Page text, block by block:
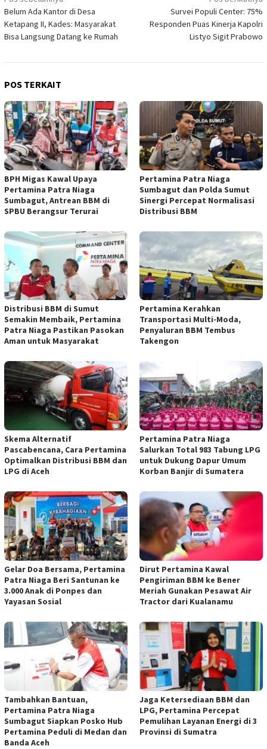
pos
Belum Ada Kantor di Desa
Ketapang II, Kades: Masyarakat
Bisa Langsung Datang ke Rumah
Survei Populi Center: 75%
Responden Puas Kinerja Kapolri
Listyo Sigit Prabowo
POS TERKAIT
BPH Migas Kawal Upaya
Pertamina Patra Niaga
Sumbagut, Antrean BBM di
SPBU Berangsur Terurai
Pertamina Patra Niaga
Sumbagut dan Polda Sumut
Sinergi Percepat Normalisasi
Distribusi BBM
Distribusi BBM di Sumut
Semakin Membaik, Pertamina
Patra Niaga Pastikan Pasokan
Aman untuk Masyarakat
Pertamina Kerahkan
Transportasi Multi-Moda,
Penyaluran BBM Tembus
Takengon
Skema Alternatif
Pascabencana, Cara Pertamina
Optimalkan Distribusi BBM dan
LPG di Aceh
Pertamina Patra Niaga
Salurkan Total 983 Tabung LPG
untuk Dukung Dapur Umum
Korban Banjir di Sumatera
Gelar Doa Bersama, Pertamina
Patra Niaga Beri Santunan ke
3.000 Anak di Ponpes dan
Yayasan Sosial
Dirut Pertamina Kawal
Pengiriman BBM ke Bener
Meriah Gunakan Pesawat Air
Tractor dari Kualanamu
Tambahkan Bantuan,
Pertamina Patra Niaga
Sumbagut Siapkan Posko Hub
Pertamina Peduli di Medan dan
Banda Aceh
Jaga Ketersediaan BBM dan
LPG, Pertamina Percepat
Pemulihan Layanan Energi di 3
Provinsi di Sumatra